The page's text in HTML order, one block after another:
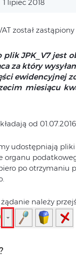
1 lipiec 2018
został
JPK_V7 jest
za który
ewidencyjnej
miesiącu
od
udostępniają pliki
organu
po otrzymaniu
należy